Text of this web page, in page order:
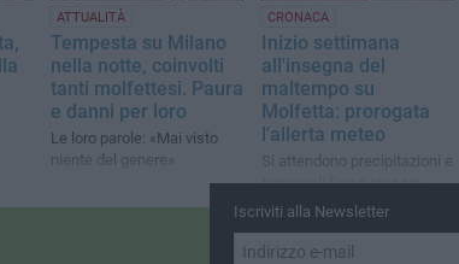
ATTUALITÀ
Tempesta su Milano
nella notte, coinvolti
tanti molfettesi. Paura
e danni per loro
Le loro parole: «Mai visto
niente del genere»
CRONACA
Inizio settimana
all'insegna del
maltempo su
Molfetta: prorogata
l'allerta meteo
Si attendono precipitazioni e
temporali fino a stasera
Iscriviti alla Newsletter